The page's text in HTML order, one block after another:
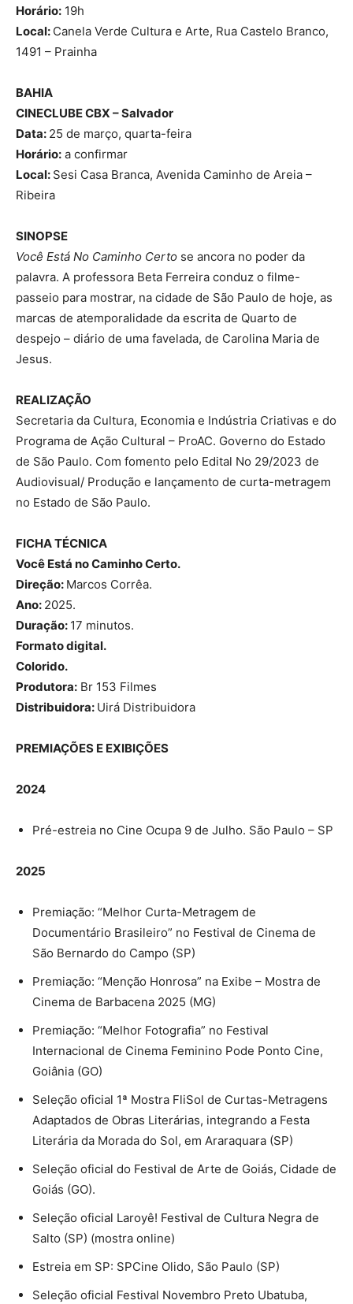
Horário: 19h
Local: Canela Verde Cultura e Arte, Rua Castelo Branco,
1491 – Prainha
BAHIA
CINECLUBE CBX – Salvador
Data: 25 de março, quarta-feira
Horário: a confirmar
Local: Sesi Casa Branca, Avenida Caminho de Areia –
Ribeira
SINOPSE
Você Está No Caminho Certo se ancora no poder da
palavra. A professora Beta Ferreira conduz o filme-
passeio para mostrar, na cidade de São Paulo de hoje, as
marcas de atemporalidade da escrita de Quarto de
despejo – diário de uma favelada, de Carolina Maria de
Jesus.
REALIZAÇÃO
Secretaria da Cultura, Economia e Indústria Criativas e do
Programa de Ação Cultural – ProAC. Governo do Estado
de São Paulo. Com fomento pelo Edital No 29/2023 de
Audiovisual/ Produção e lançamento de curta-metragem
no Estado de São Paulo.
FICHA TÉCNICA
Você Está no Caminho Certo.
Direção: Marcos Corrêa.
Ano: 2025.
Duração: 17 minutos.
Formato digital.
Colorido.
Produtora: Br 153 Filmes
Distribuidora: Uirá Distribuidora
PREMIAÇÕES E EXIBIÇÕES
2024
Pré-estreia no Cine Ocupa 9 de Julho. São Paulo – SP
2025
Premiação: “Melhor Curta-Metragem de
Documentário Brasileiro” no Festival de Cinema de
São Bernardo do Campo (SP)
Premiação: “Menção Honrosa” na Exibe – Mostra de
Cinema de Barbacena 2025 (MG)
Premiação: “Melhor Fotografia” no Festival
Internacional de Cinema Feminino Pode Ponto Cine,
Goiânia (GO)
Seleção oficial 1ª Mostra FliSol de Curtas-Metragens
Adaptados de Obras Literárias, integrando a Festa
Literária da Morada do Sol, em Araraquara (SP)
Seleção oficial do Festival de Arte de Goiás, Cidade de
Goiás (GO).
Seleção oficial Laroyê! Festival de Cultura Negra de
Salto (SP) (mostra online)
Estreia em SP: SPCine Olido, São Paulo (SP)
Seleção oficial Festival Novembro Preto Ubatuba,